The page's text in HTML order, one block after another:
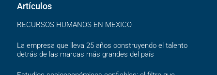
Artículos
RECURSOS HUMANOS EN MEXICO
La empresa que lleva 25 años construyendo el talento
detrás de las marcas más grandes del país